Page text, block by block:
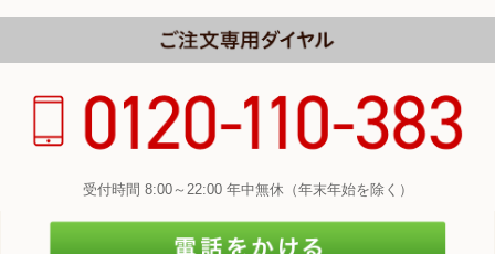
受付時間 8:00～22:00 年中無休（年末年始を除く）